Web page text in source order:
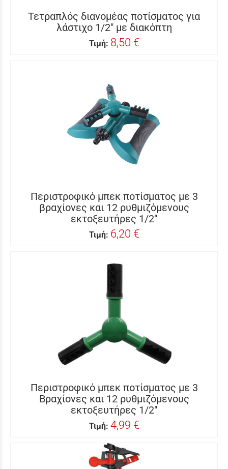
Τετραπλός διανομέας ποτίσματος για
λάστιχο 1/2″ με διακόπτη
Τιμή: 8,50 €
Περιστροφικό μπεκ ποτίσματος με 3
βραχίονες και 12 ρυθμιζόμενους
εκτοξευτήρες 1/2″
Τιμή: 6,20 €
Περιστροφικό μπεκ ποτίσματος με 3
Βραχίονες και 12 ρυθμιζόμενους
εκτοξευτήρες 1/2″
Τιμή: 4,99 €